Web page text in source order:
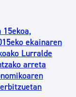
ekainaren
Lurralde
arreta